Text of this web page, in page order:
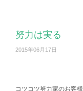
努力は実る
2015年06月17日
コツコツ努力家のお客様